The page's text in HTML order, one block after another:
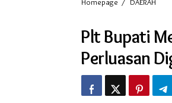
H,
dan
Plt Bupati
Perluasan